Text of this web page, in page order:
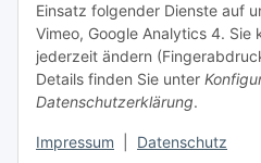
Email: info@auto-equipment.ch
Sie benötigen Hilfe?
Informationen
sicher einkaufen
Einsatz folgender Dienste auf
Vimeo, Google Analytics 4. Sie
jederzeit ändern
Details finden Sie unter
Datenschutzerklärung.
Impressum Datenschutz